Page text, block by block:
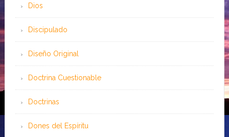
Dios
Discipulado
Diseño Original
Doctrina Cuestionable
Doctrinas
Dones del Espíritu